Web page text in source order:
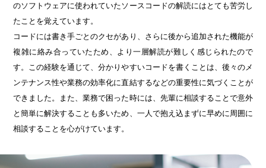
のソフトウェアに使われていたソースコードの解読にはとても苦労し
たことを覚えています。
コードには書き手ごとのクセがあり、さらに後から追加された機能が
複雑に絡み合っていたため、より一層解読が難しく感じられたので
す。この経験を通じて、分かりやすいコードを書くことは、後々のメ
ンテナンス性や業務の効率化に直結するなどの重要性に気づくことが
できました。また、業務で困った時には、先輩に相談することで意外
と簡単に解決することも多いため、一人で抱え込まずに早めに周囲に
相談することを心がけています。